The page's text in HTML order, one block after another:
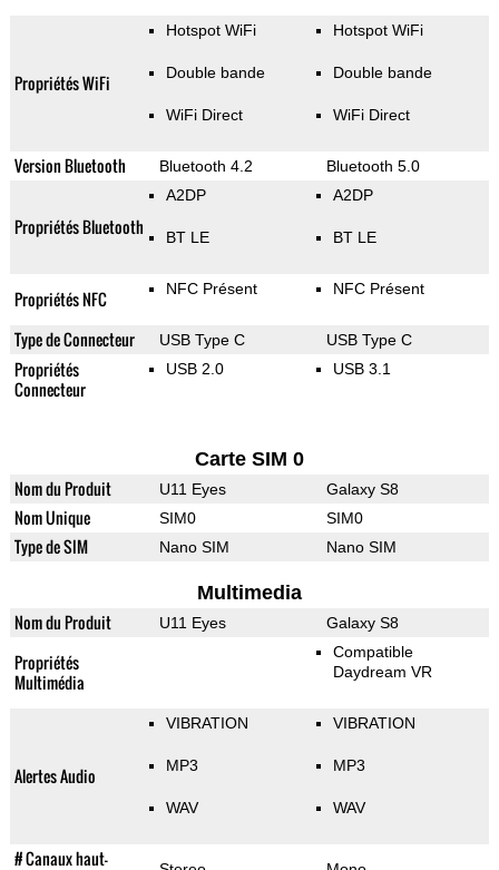
Propriétés WiFi
Hotspot WiFi
Double bande
WiFi Direct
Hotspot WiFi
Double bande
WiFi Direct
Version Bluetooth Bluetooth 4.2 Bluetooth 5.0
Propriétés Bluetooth
A2DP
BT LE
A2DP
BT LE
Propriétés NFC NFC Présent NFC Présent
Type de Connecteur USB Type C USB Type C
Propriétés
Connecteur
USB 2.0 USB 3.1
Carte SIM 0
Nom du Produit U11 Eyes Galaxy S8
Nom Unique SIM0 SIM0
Type de SIM Nano SIM Nano SIM
Multimedia
Nom du Produit U11 Eyes Galaxy S8
Propriétés
Multimédia
Compatible
Daydream VR
Alertes Audio
VIBRATION
MP3
WAV
VIBRATION
MP3
WAV
# Canaux haut-